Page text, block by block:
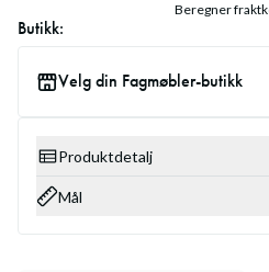
Beregner
Butikk:
Velg din Fagmøbler-butikk
Produktdetalj
Mål